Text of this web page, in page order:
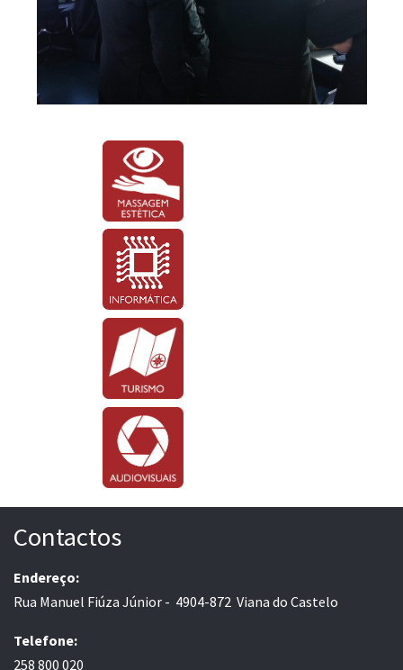
Contactos
Endereço:
Rua Manuel Fiúza Júnior - 4904-872 Viana do Castelo
Telefone:
258 800 020